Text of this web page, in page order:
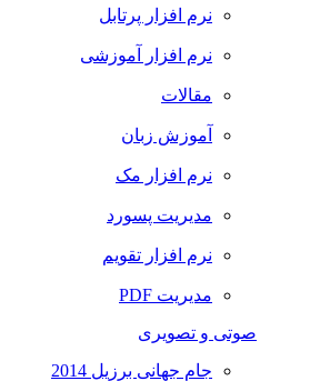
نرم افزار پرتابل
نرم افزار آموزشی
مقالات
آموزش زبان
نرم افزار مک
مدیریت پسورد
نرم افزار تقویم
مدیریت PDF
صوتی و تصویری
جام جهانی برزیل 2014